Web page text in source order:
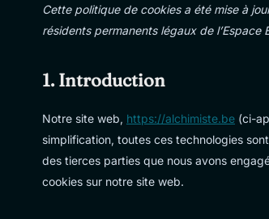
Cette politique de cookies a été mise à
résidents permanents légaux de l’Espace
1. Introduction
Notre site web, https://alchimiste.be (ci-
simplification, toutes ces technologies
des tierces parties que nous avons
cookies sur notre site web.